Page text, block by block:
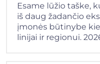
Esame lūžio taške,
iš daug žadančio
įmonės būtinybe
linijai ir regionui.